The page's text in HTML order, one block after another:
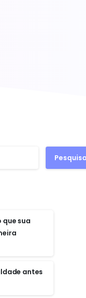
que sua
antes